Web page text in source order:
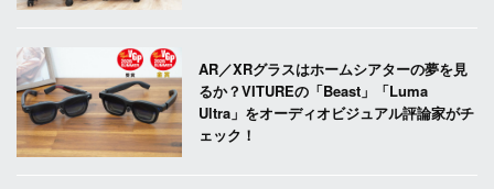
AR／XRグラスはホームシアターの夢を見
るか？VITUREの「Beast」「Luma
Ultra」をオーディオビジュアル評論家がチ
ェック！